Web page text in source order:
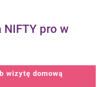
NIFTY pro w
wizytę domową